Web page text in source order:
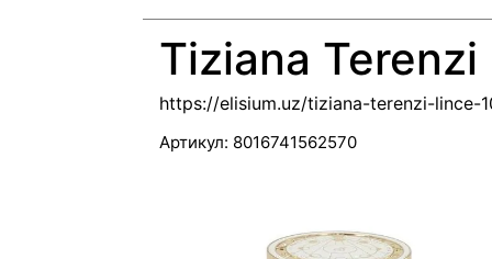
Tiziana
https://elisium.uz/tiziana-terenzi-lince-
Артикул: 8016741562570